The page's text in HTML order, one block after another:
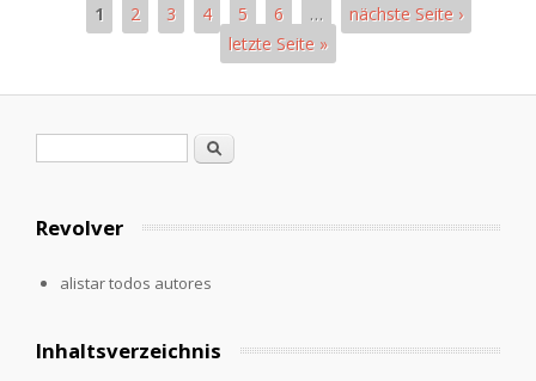
1 2 3 4 5 6 …
nächste Seite ›
letzte Seite »
Formulario de búsqueda
Buscar
Revolver
alistar todos autores
Inhaltsverzeichnis